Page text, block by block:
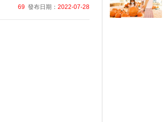
69 發布日期： 2022-07-28